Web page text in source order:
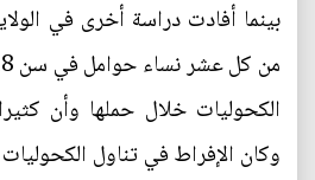
بينما أفادت دراسة أخرى في
الكحوليات خلال حملها وأن
وكان الإفراط في تناول